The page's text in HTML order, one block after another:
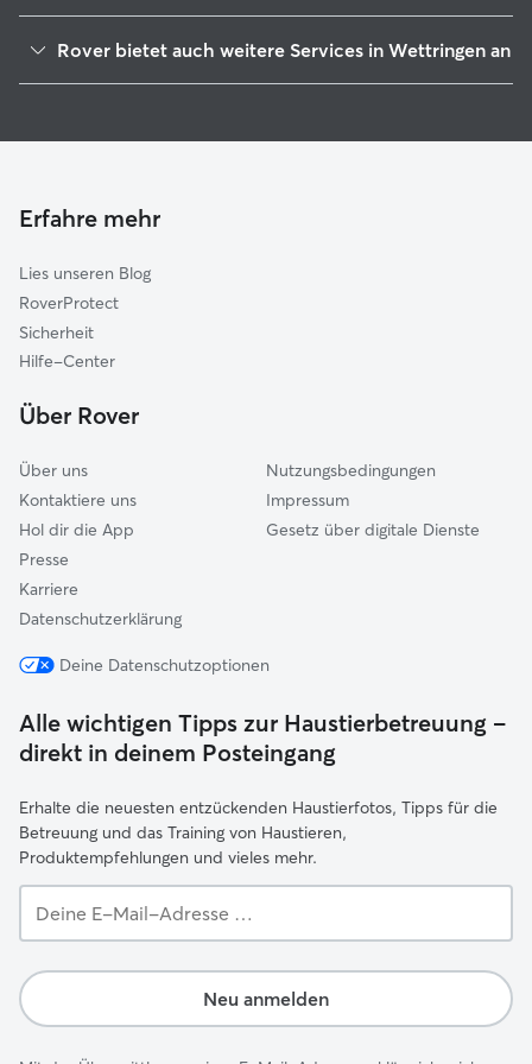
Salzbergen
Bad Bentheim
Emsdetten
Schöppingen
Laer
Emsbüren
Rover bietet auch weitere Services in Wettringen an
Gassi-Service in Wettringen
Erfahre mehr
Lies unseren Blog
RoverProtect
Sicherheit
Hilfe-Center
Über Rover
Über uns
Kontaktiere uns
Hol dir die App
Presse
Karriere
Datenschutzerklärung
Nutzungsbedingungen
Impressum
Gesetz über digitale Dienste
Deine Datenschutzoptionen
Alle wichtigen Tipps zur Haustierbetreuung –
direkt in deinem Posteingang
Erhalte die neuesten entzückenden Haustierfotos, Tipps für die
Betreuung und das Training von Haustieren,
Produktempfehlungen und vieles mehr.
E-
Adresse …
Neu anmelden